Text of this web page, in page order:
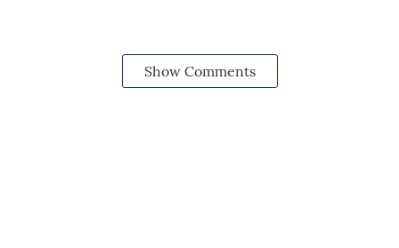
Show Comments